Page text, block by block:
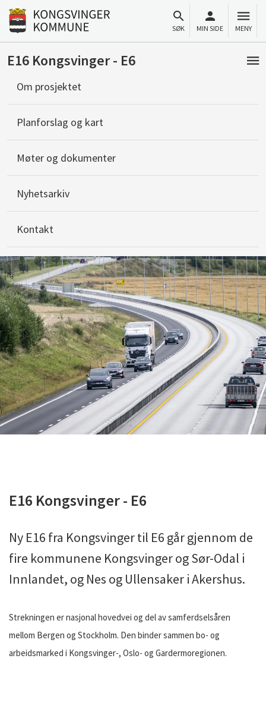
Til innhold
Gå til forsiden
SØK MIN SIDE MENY
E16 Kongsvinger - E6
Om prosjektet
Planforslag og kart
Møter og dokumenter
Nyhetsarkiv
Kontakt
E16 Kongsvinger - E6
Ny E16 fra Kongsvinger til E6 går gjennom de
fire kommunene Kongsvinger og Sør-Odal i
Innlandet, og Nes og Ullensaker i Akershus.
Strekningen er nasjonal hovedvei og del av samferdselsåren
mellom Bergen og Stockholm. Den binder sammen bo- og
arbeidsmarked i Kongsvinger-, Oslo- og Gardermoregionen.